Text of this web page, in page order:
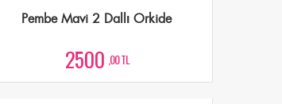
Pembe Mavi 2 Dallı Orkide
2500 ,00 TL